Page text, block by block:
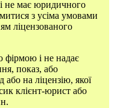
і не має юридичного
з усіма умовами
ліцензованого
і не надає
показ, або
на ліцензію, якої
клієнт-юрист або